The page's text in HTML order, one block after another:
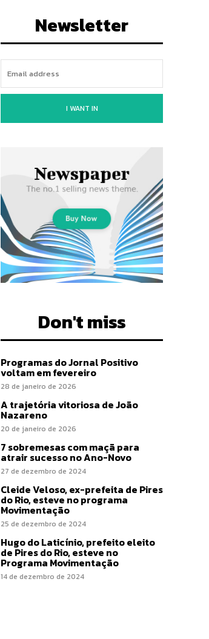
Newsletter
I WANT IN
Don't miss
Programas do Jornal Positivo
voltam em fevereiro
28 de janeiro de 2026
A trajetória vitoriosa de João
Nazareno
20 de janeiro de 2026
7 sobremesas com maçã para
atrair sucesso no Ano-Novo
27 de dezembro de 2024
Cleide Veloso, ex-prefeita de Pires
do Rio, esteve no programa
Movimentação
25 de dezembro de 2024
Hugo do Laticínio, prefeito eleito
de Pires do Rio, esteve no
Programa Movimentação
14 de dezembro de 2024